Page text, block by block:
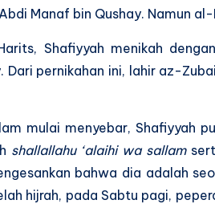
Manaf bin Qushay. Namun
Shafiyyah menikah
Dari pernikahan ini, lahir az-
mulai menyebar, Shafiyyah
shallallahu ‘alaihi wa sallam
bahwa dia adalah
hijrah, pada Sabtu pagi,